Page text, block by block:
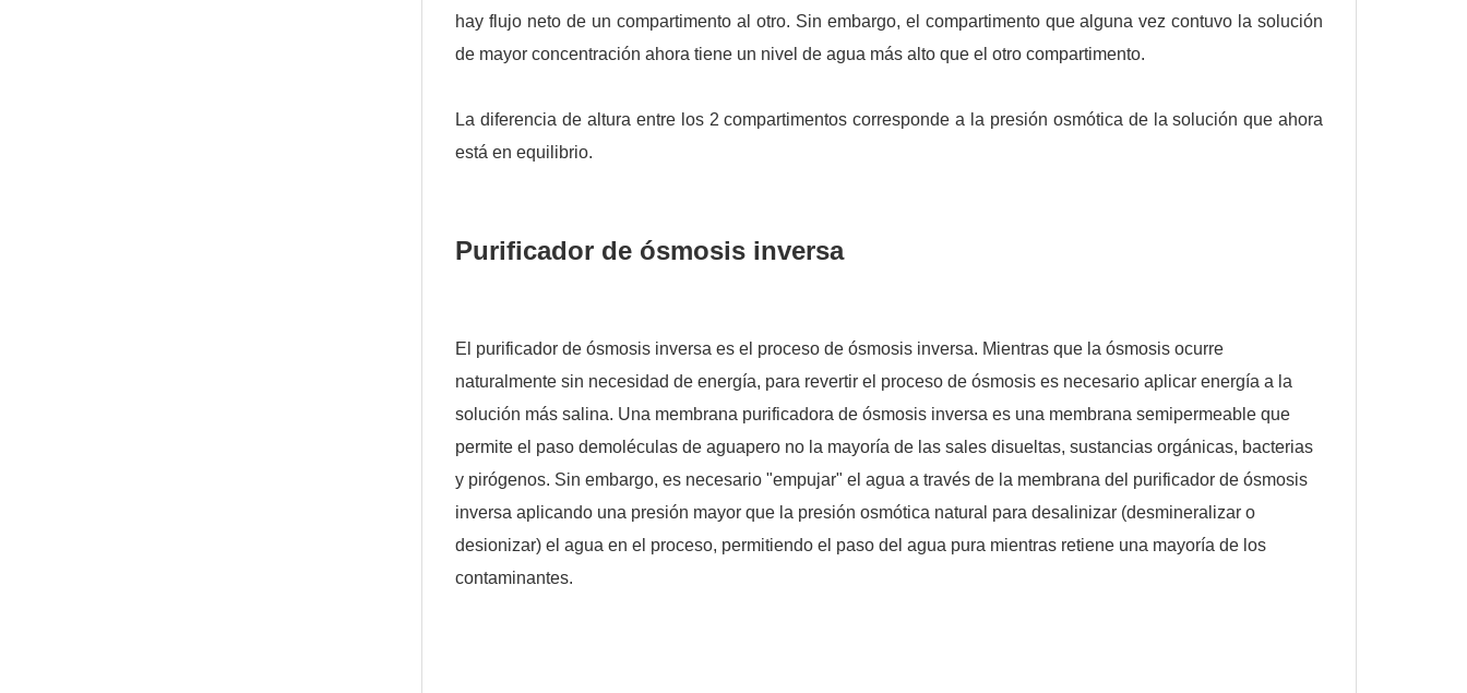
hay flujo neto de un compartimento al otro. Sin embargo, el compartimento que alguna vez contuvo la solución
de mayor concentración ahora tiene un nivel de agua más alto que el otro compartimento.
La diferencia de altura entre los 2 compartimentos corresponde a la presión osmótica de la solución que ahora
está en equilibrio.
Purificador de ósmosis inversa
El purificador de ósmosis inversa es el proceso de ósmosis inversa. Mientras que la ósmosis ocurre
naturalmente sin necesidad de energía, para revertir el proceso de ósmosis es necesario aplicar energía a la
solución más salina. Una membrana purificadora de ósmosis inversa es una membrana semipermeable que
permite el paso demoléculas de aguapero no la mayoría de las sales disueltas, sustancias orgánicas, bacterias
y pirógenos. Sin embargo, es necesario "empujar" el agua a través de la membrana del purificador de ósmosis
inversa aplicando una presión mayor que la presión osmótica natural para desalinizar (desmineralizar o
desionizar) el agua en el proceso, permitiendo el paso del agua pura mientras retiene una mayoría de los
contaminantes.